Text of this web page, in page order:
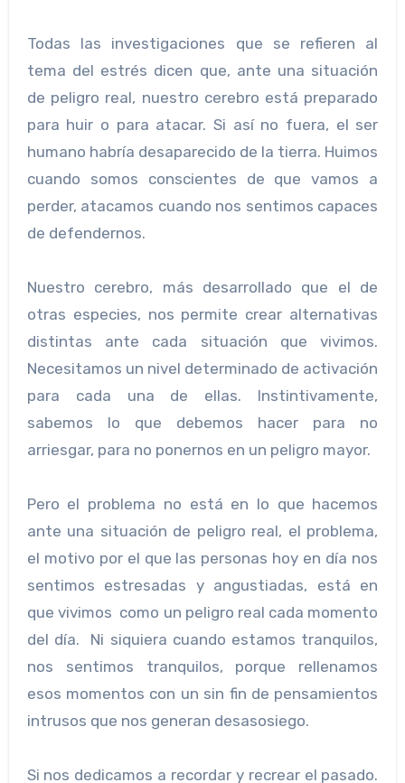
Todas las investigaciones que se refieren al
tema del estrés dicen que, ante una situación
de peligro real, nuestro cerebro está preparado
para huir o para atacar. Si así no fuera, el ser
humano habría desaparecido de la tierra. Huimos
cuando somos conscientes de que vamos a
perder, atacamos cuando nos sentimos capaces
de defendernos.
Nuestro cerebro, más desarrollado que el de
otras especies, nos permite crear alternativas
distintas ante cada situación que vivimos.
Necesitamos un nivel determinado de activación
para cada una de ellas. Instintivamente,
sabemos lo que debemos hacer para no
arriesgar, para no ponernos en un peligro mayor.
Pero el problema no está en lo que hacemos
ante una situación de peligro real, el problema,
el motivo por el que las personas hoy en día nos
sentimos estresadas y angustiadas, está en
que vivimos como un peligro real cada momento
del día. Ni siquiera cuando estamos tranquilos,
nos sentimos tranquilos, porque rellenamos
esos momentos con un sin fin de pensamientos
intrusos que nos generan desasosiego.
Si nos dedicamos a recordar y recrear el pasado.